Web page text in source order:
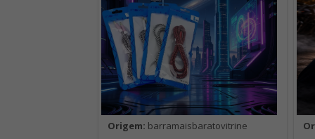
Origem: barramaisbaratovitrine